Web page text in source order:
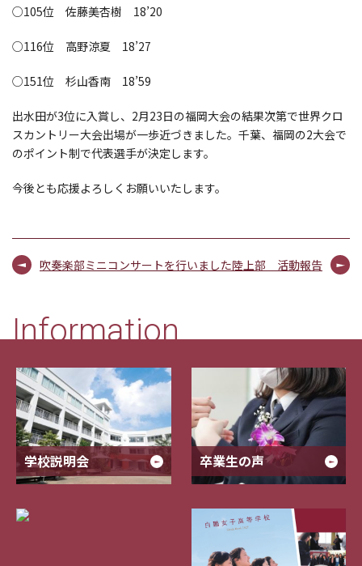
○105位 佐藤美杏樹 18’20
○116位 高野涼夏 18’27
○151位 杉山香南 18’59
出水田が3位に入賞し、2月23日の福岡大会の結果次第で世界クロ
スカントリー大会出場が一歩近づきました。千葉、福岡の2大会で
のポイント制で代表選手が決定します。
今後とも応援よろしくお願いいたします。
吹奏楽部ミニコンサートを行いました陸上部 活動報告
Information
学校説明会 卒業生の声